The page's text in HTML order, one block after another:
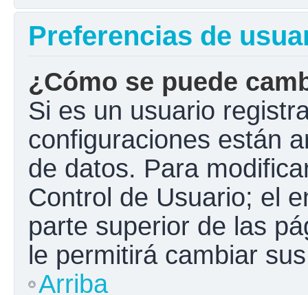
Preferencias de
¿Cómo se puede
Si es un usuario
configuraciones están
de datos. Para
Control de Usuario; el
parte superior de las
le permitirá cambiar
Arriba